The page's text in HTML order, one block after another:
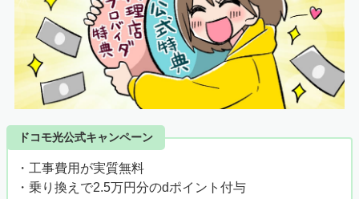
ドコモ光公式キャンペーン
・工事費用が実質無料
・乗り換えで2.5万円分のdポイント付与